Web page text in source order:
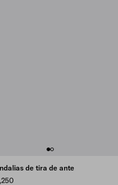
de tira de ante